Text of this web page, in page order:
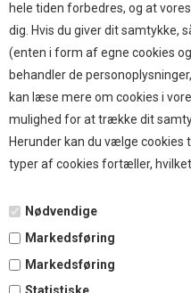
hele tiden forbedres, og at
dig. Hvis du giver dit samtykke,
(enten i form af egne cookies
behandler de
kan læse mere om cookies i
mulighed for at trække dit
Herunder kan du vælge cookies
typer af cookies fortæller,
Nødvendige
Markedsføring
Markedsføring
HOKAMIX
HVALPESTART RAIZUP
Thule hundbure
GRAU
STARMARK
VARIOCAGE-MIMSAFE
TILMELD NYHEDSBREV